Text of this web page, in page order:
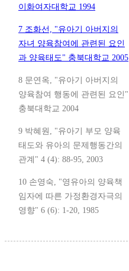
이화여자대학교 1994
7 조화선, "유아기 아버지의
자녀 양육참여에 관련된 요인
과 양육태도" 충북대학교 2005
8 문연옥, "유아기 아버지의
양육참여 행동에 관련된 요인"
충북대학교 2004
9 박혜원, "유아기 부모 양육
태도와 유아의 문제행동간의
관계" 4 (4): 88-95, 2003
10 손영숙, "영유아의 양육책
임자에 따른 가정환경자극의
영향" 6 (6): 1-20, 1985